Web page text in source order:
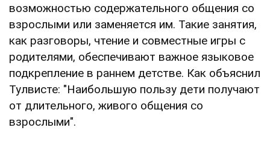
возможностью содержательного общения со
взрослыми или заменяется им. Такие занятия,
как разговоры, чтение и совместные игры с
родителями, обеспечивают важное языковое
подкрепление в раннем детстве. Как объяснил
Тулвисте: "Наибольшую пользу дети получают
от длительного, живого общения со
взрослыми".